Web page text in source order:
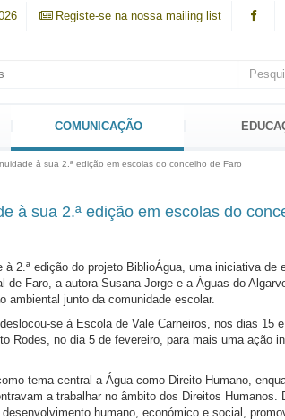
Registe-se na nossa mailing list
COMUNICAÇÃO
à sua 2.ª edição em escolas do concelho de Faro
à sua 2.ª edição em escolas do
2.ª edição do projeto BiblioÁgua, uma iniciativa de
de Faro, a autora Susana Jorge e a Águas do
ambiental junto da comunidade escolar.
se à Escola de Vale Carneiros, nos dias 15
Rodes, no dia 5 de fevereiro, para mais uma ação
tema central a Água como Direito Humano,
a trabalhar no âmbito dos Direitos Humanos.
humano, económico e social,